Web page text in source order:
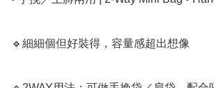
🔹細細個但好裝得，容量感超出想像